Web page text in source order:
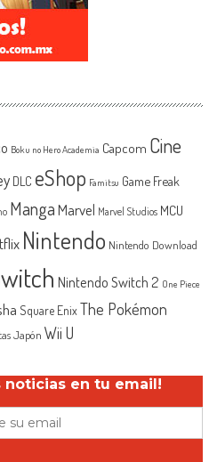
Boku no Hero Academia Capcom Cine
DLC eShop Famitsu Game Freak
MangaMarvel Marvel Studios MCU
Nintendo Nintendo Download
Nintendo Switch 2 One Piece
Square EnixThe Pokémon
Japón Wii U
noticias en tu email!